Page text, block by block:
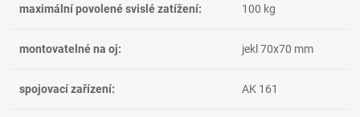
maximální povolené svislé zatížení: 100 kg
montovatelné na oj: jekl 70x70 mm
spojovací zařízení: AK 161